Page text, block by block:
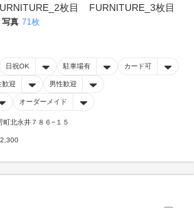
写真 71枚
日祝OK 駐車場有 カード可
歓迎 男性歓迎
オーダーメイド
町北永井７８６−１５